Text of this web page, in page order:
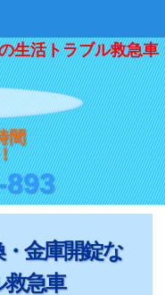
生活トラブル救急車
間
893
金庫開錠な
救急車